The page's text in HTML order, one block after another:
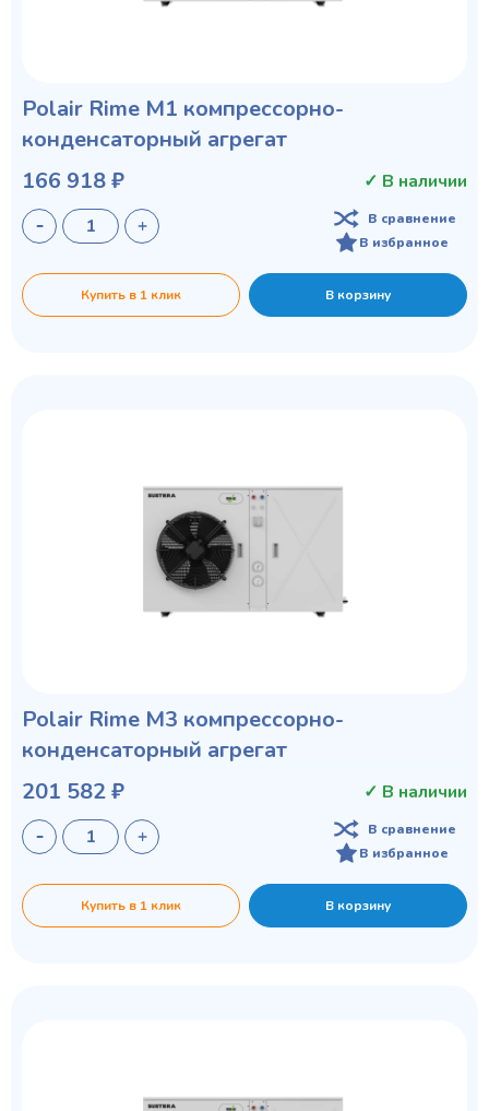
Polair Rime M1 компрессорно-
конденсаторный агрегат
166 918 ₽
✓ В наличии
В сравнение
В избранное
Купить в 1 клик В корзину
Polair Rime M3 компрессорно-
конденсаторный агрегат
201 582 ₽
✓ В наличии
В сравнение
В избранное
Купить в 1 клик В корзину